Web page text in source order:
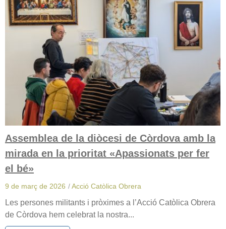
Assemblea de la diòcesi de Còrdova amb la
mirada en la prioritat «Apassionats per fer
el bé»
9 de març de 2026 /Acció Catòlica Obrera
Les persones militants i pròximes a l’Acció Catòlica Obrera
de Còrdova hem celebrat la nostra...